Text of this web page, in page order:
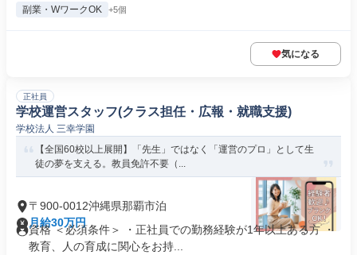
副業・WワークOK +5個
気になる
正社員
学校運営スタッフ(クラス担任・広報・就職支援)
学校法人 三幸学園
【全国60校以上展開】「先生」ではなく「運営のプロ」として生
徒の夢を支える。教員免許不要（...
〒900-0012沖縄県那覇市泊
月給30万円
資格 ＜必須条件＞ ・正社員での勤務経験が1年以上ある方 ・
教育、人の育成に関心をお持...